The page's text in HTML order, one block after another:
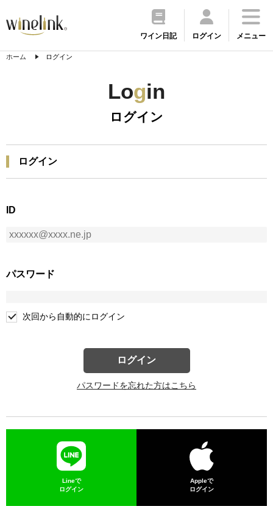
ワイン日記 ログイン メニュー
ホーム ログイン
Login
ログイン
ログイン
ID
パスワード
次回から自動的にログイン
ログイン
パスワードを忘れた方はこちら
Lineで
ログイン
Appleで
ログイン